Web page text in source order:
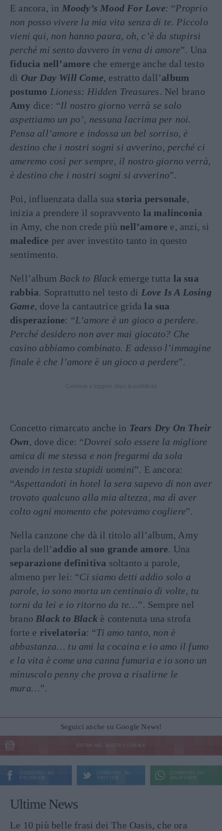
E ancora, in Moody’s Mood For Love: “Proprio
non posso vivere la mia vita senza di te. Piccolo
vieni qui, non hanno paura, oh, c’è da stupirsi
perché mi sento davvero in vena di amore”. Una
fiducia nell’amore che emerge anche dal testo
di Our Day Will Come, estratto dall’album
postumo Lioness: Hidden Treasures. Nel brano
Amy dice: “Il nostro giorno verrà se solo
aspettiamo un po’, nessuna lacrima per noi.
Pensa all’amore e indossa un bel sorriso, è
destino che i nostri sogni si avverino, perché ci
ameremo così per sempre, il nostro giorno verrà,
è destino che i nostri sogni si avverino”.
Poi, influenzata dalla sua storia personale,
inizia a prendere il sopravvento la malinconia
in Amy, che non crede più nell’amore e, anzi, si
maledice per aver investito tanto in questo
sentimento.
Nell’album Back to Blackemerge tutta la sua
rabbia. Soprattutto nel testo di Love Is A Losing
Game, dove la cantautrice grida la sua
disperazione: “L’amore è un gioco a perdere.
Perché desidero non aver mai giocato? Che
casino abbiamo combinato. E adesso l’immagine
finale è che l’amore è un gioco a perdere”.
Concetto rimarcato anche in Tears Dry On Their
Own, dove dice: “Dovrei solo essere la migliore
amica di me stessa e non fregarmi da sola
avendo in testa stupidi uomini”. E ancora:
“Aspettandoti in hotel la sera sapevo di non aver
trovato qualcuno alla mia altezza, ma di aver
colto ogni momento che potevamo cogliere”.
Nella canzone che dà il titolo all’album, Amy
parla dell’addio al suo grande amore. Una
separazione definitiva soltanto a parole,
almeno per lei: “Ci siamo detti addio solo a
parole, io sono morta un centinaio di volte, tu
torni da lei e io ritorno da te…”. Sempre nel
brano Black to Black è contenuta una strofa
forte e rivelatoria: “Ti amo tanto, non è
abbastanza… tu ami la cocaina e io amo il fumo
e la vita è come una canna fumaria e io sono un
minuscolo penny che prova a risalirne le
mura…”.
Seguici anche su Google News!
ENTRA NEL NOSTRO CANALE
CONDIVIDI SU
FACEBOOK
CONDIVIDI SU
TWITTER
CONDIVIDI SU
WHATSAPP
Ultime News
Le 10 più belle frasi dei The Oasis, che ora